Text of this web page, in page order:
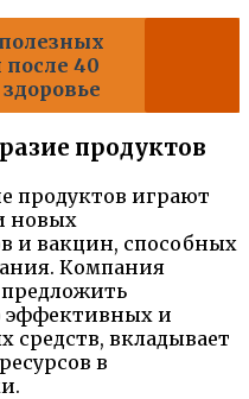
40
продуктов
продуктов играют
новых
и вакцин, способных
Компания
эффективных и
средств, вкладывает
в